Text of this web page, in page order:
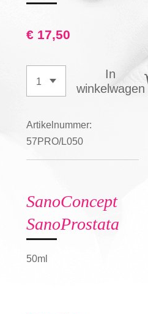
€ 17,50
In
winkelwagen
Artikelnummer:
57PRO/L050
SanoConcept
SanoProstata
50ml